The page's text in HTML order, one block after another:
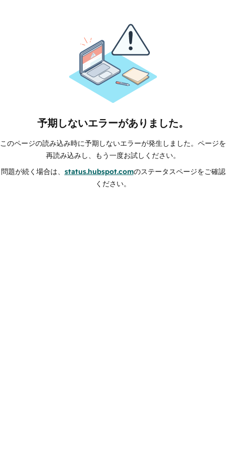
予期しないエラーがありました。
このページの読み込み時に予期しないエラーが発生しました。ページを
再読み込みし、もう一度お試しください。
問題が続く場合は、 status.hubspot.comのステータスページをご確認
ください。